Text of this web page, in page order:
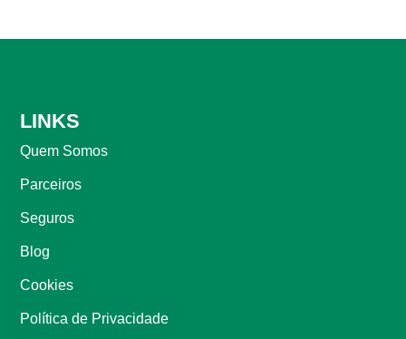
LINKS
Quem Somos
Parceiros
Seguros
Blog
Cookies
Política de Privacidade